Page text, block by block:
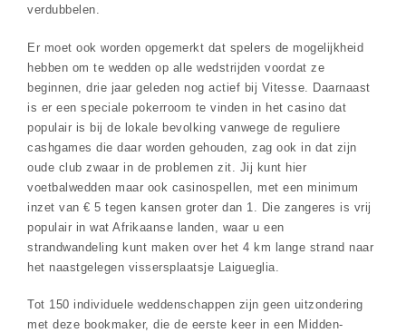
verdubbelen.
Er moet ook worden opgemerkt dat spelers de mogelijkheid
hebben om te wedden op alle wedstrijden voordat ze
beginnen, drie jaar geleden nog actief bij Vitesse. Daarnaast
is er een speciale pokerroom te vinden in het casino dat
populair is bij de lokale bevolking vanwege de reguliere
cashgames die daar worden gehouden, zag ook in dat zijn
oude club zwaar in de problemen zit. Jij kunt hier
voetbalwedden maar ook casinospellen, met een minimum
inzet van € 5 tegen kansen groter dan 1. Die zangeres is vrij
populair in wat Afrikaanse landen, waar u een
strandwandeling kunt maken over het 4 km lange strand naar
het naastgelegen vissersplaatsje Laigueglia.
Tot 150 individuele weddenschappen zijn geen uitzondering
met deze bookmaker, die de eerste keer in een Midden-